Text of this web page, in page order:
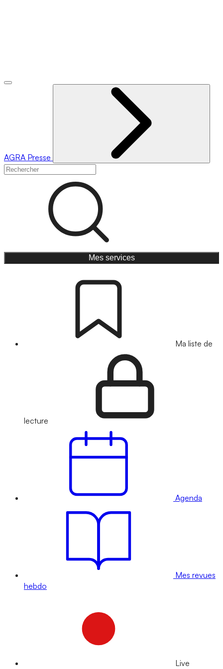
AGRA Presse
Mes services
Ma liste de
lecture
Agenda
Mes revues
hebdo
Live